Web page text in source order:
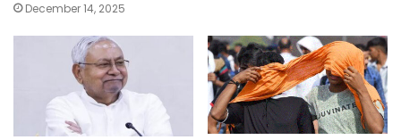
December 14, 2025